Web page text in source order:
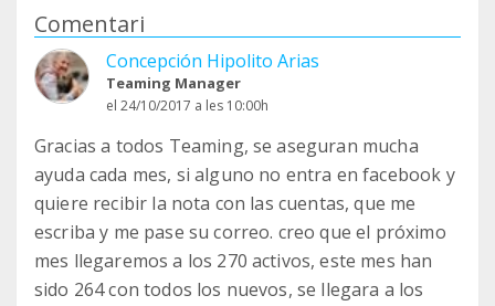
Comentari
Concepción Hipolito Arias
Teaming Manager
el 24/10/2017 a les 10:00h
Gracias a todos Teaming, se aseguran mucha
ayuda cada mes, si alguno no entra en facebook y
quiere recibir la nota con las cuentas, que me
escriba y me pase su correo. creo que el próximo
mes llegaremos a los 270 activos, este mes han
sido 264 con todos los nuevos, se llegara a los